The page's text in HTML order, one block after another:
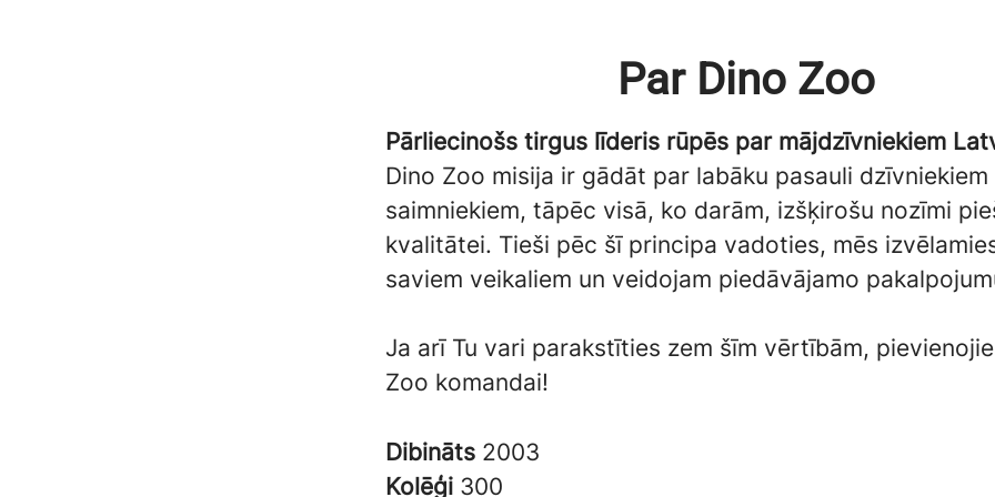
Par Dino Zoo
Pārliecinošs tirgus līderis rūpēs par mājdzīvniekiem
Dino Zoo misija ir gādāt par labāku pasauli dzīvniekiem
saimniekiem, tāpēc visā, ko darām, izšķirošu nozīmi
kvalitātei. Tieši pēc šī principa vadoties, mēs
saviem veikaliem un veidojam piedāvājamo
Ja arī Tu vari parakstīties zem šīm vērtībām,
Zoo komandai!
Dibināts 2003
Kolēģi 300